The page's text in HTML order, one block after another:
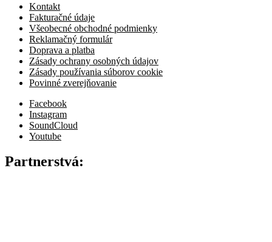
Kontakt
Fakturačné údaje
Všeobecné obchodné podmienky
Reklamačný formulár
Doprava a platba
Zásady ochrany osobných údajov
Zásady používania súborov cookie
Povinné zverejňovanie
Facebook
Instagram
SoundCloud
Youtube
Partnerstvá: